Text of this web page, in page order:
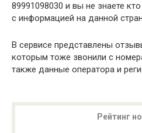
89991098030 и вы не знаете
с информацией на данной
В сервисе представлены
которым тоже звонили с
также данные оператора и
Рейтинг